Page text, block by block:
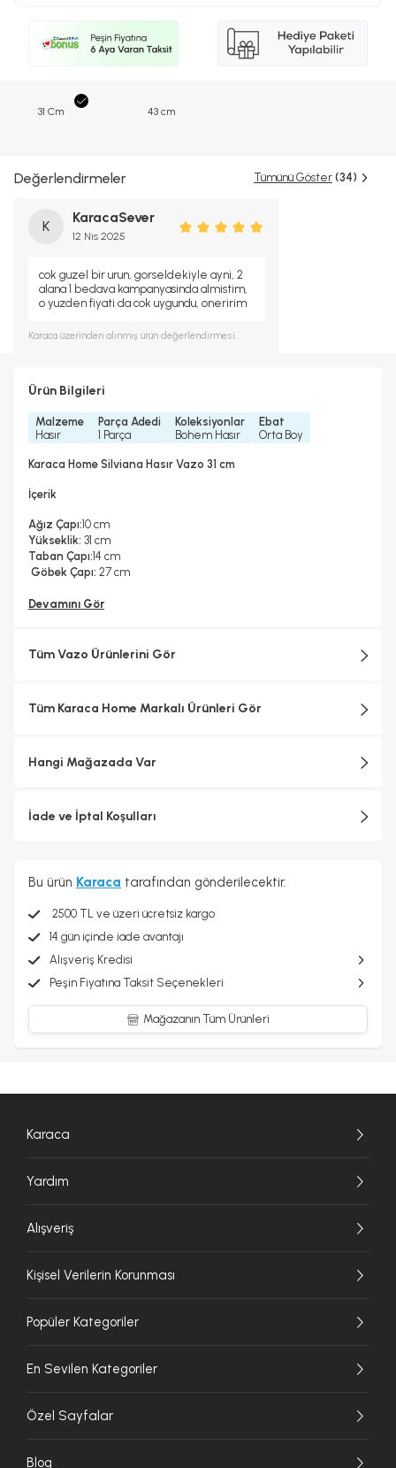
31 Cm 43 cm
Değerlendirmeler Tümünü Göster (34)
K
KaracaSever
12 Nis 2025
cok guzel bir urun, gorseldekiyle ayni, 2
alana 1 bedava kampanyasinda almistim,
o yuzden fiyati da cok uygundu, oneririm
Karaca üzerinden alınmış ürün değerlendirmesi.
Ürün Bilgileri
Malzeme
Hasır
Parça Adedi
1 Parça
Koleksiyonlar
Bohem Hasır
Ebat
Orta Boy
Karaca Home Silviana Hasır Vazo 31 cm
İçerik
Ağız Çapı:10 cm
Yükseklik: 31 cm
Taban Çapı:14 cm
Göbek Çapı: 27 cm
Devamını Gör
Tüm Vazo Ürünlerini Gör
Tüm Karaca Home Markalı Ürünleri Gör
Hangi Mağazada Var
İade ve İptal Koşulları
Bu ürün Karaca tarafından gönderilecektir.
2500 TL ve üzeri ücretsiz kargo
14 gün içinde iade avantajı
Alışveriş Kredisi
Peşin Fiyatına Taksit Seçenekleri
Mağazanın Tüm Ürünleri
Karaca
Yardım
Alışveriş
Kişisel Verilerin Korunması
Popüler Kategoriler
En Sevilen Kategoriler
Özel Sayfalar
Blog